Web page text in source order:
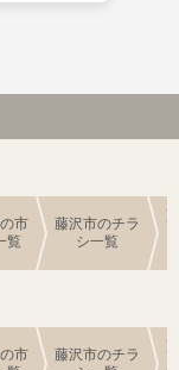
市
覧
藤沢市のチラ
シ一覧
市
藤沢市のチラ